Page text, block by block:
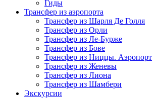
Гиды
Трансфер из аэропорта
Трансфер из Шарля Де Голля
Трансфер из Орли
Трансфер из Ле-Бурже
Трансфер из Бове
Трансфер из Ниццы. Аэропорт
Трансфер из Женевы
Трансфер из Лиона
Трансфер из Шамбери
Экскурсии